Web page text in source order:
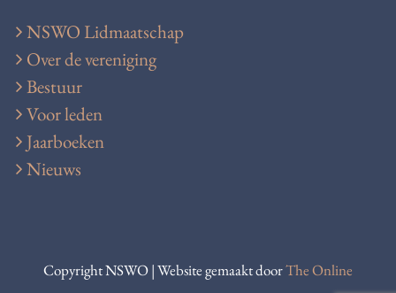
NSWO Lidmaatschap
Over de vereniging
Bestuur
Voor leden
Jaarboeken
Nieuws
Copyright NSWO | Website gemaakt doorThe Online